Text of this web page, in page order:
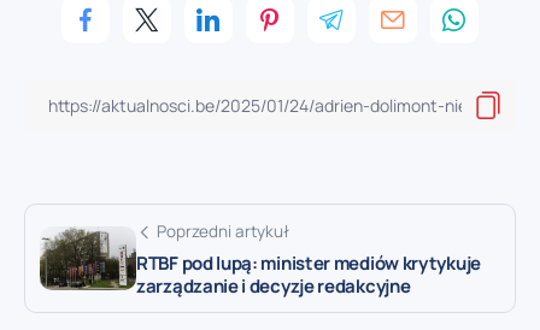
Poprzedni artykuł
RTBF pod lupą: minister mediów krytykuje
zarządzanie i decyzje redakcyjne